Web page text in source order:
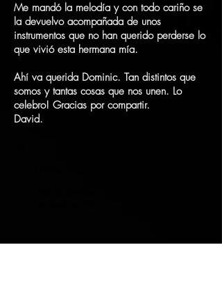
Me mandó la melodía y con todo cariño se
la devuelvo acompañada de unos
instrumentos que no han querido perderse lo
que vivió esta hermana mía.
Ahí va querida Dominic. Tan distintos que
somos y tantas cosas que nos unen. Lo
celebro! Gracias por compartir.
David.